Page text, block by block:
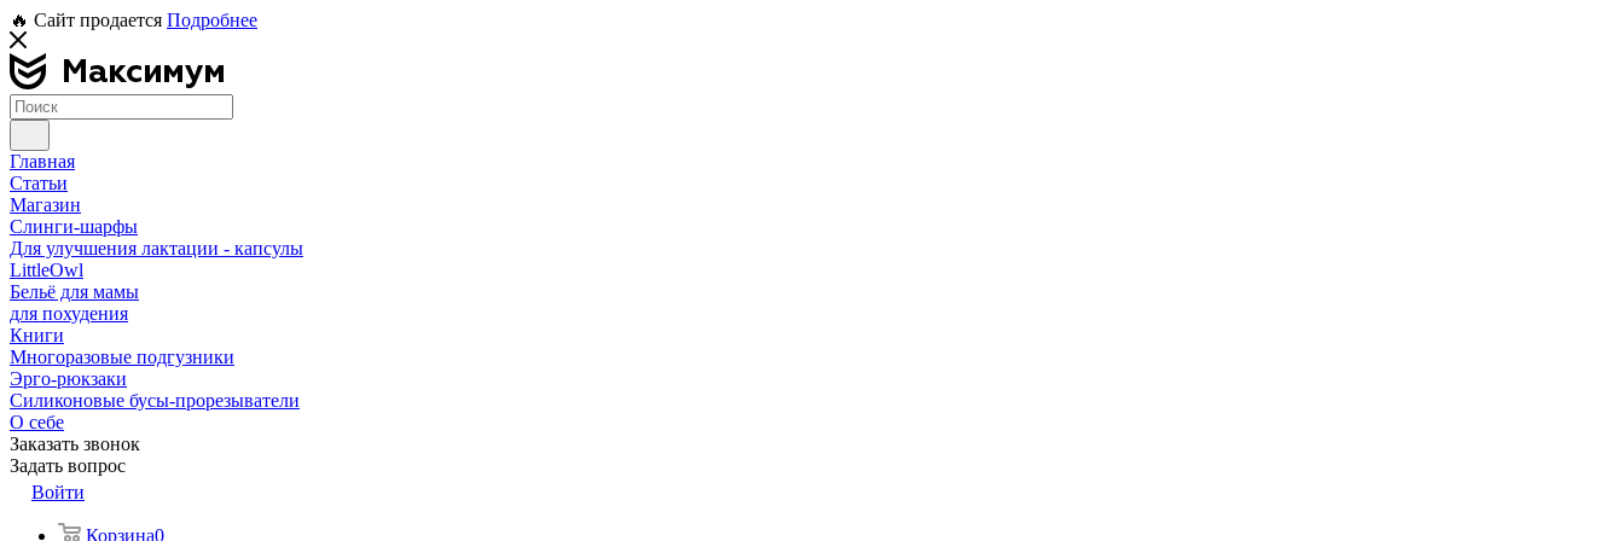
🔥 Сайт продается Подробнее
Главная
Статьи
Магазин
Слинги-шарфы
Для улучшения лактации - капсулы
LittleOwl
Бельё для мамы
для похудения
Книги
Многоразовые подгузники
Эрго-рюкзаки
Силиконовые бусы-прорезыватели
О себе
Заказать звонок
Задать вопрос
Войти
Корзина0